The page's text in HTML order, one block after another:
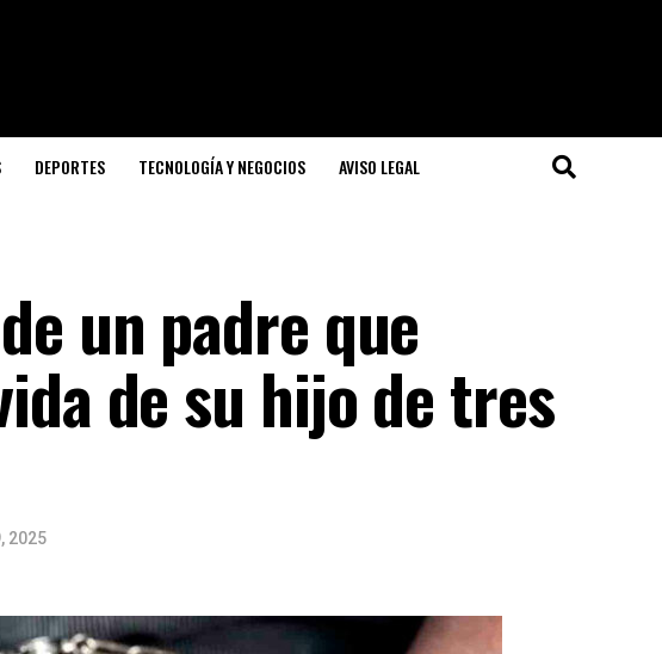
DEPORTES TECNOLOGÍA Y NEGOCIOS AVISO LEGAL
un padre que
de su hijo de tres
2025